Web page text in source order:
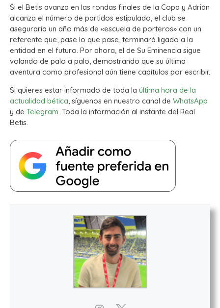
Si el Betis avanza en las rondas finales de la Copa y Adrián
alcanza el número de partidos estipulado, el club se
aseguraría un año más de «escuela de porteros» con un
referente que, pase lo que pase, terminará ligado a la
entidad en el futuro. Por ahora, el de Su Eminencia sigue
volando de palo a palo, demostrando que su última
aventura como profesional aún tiene capítulos por escribir.
Si quieres estar informado de toda la última hora de la
actualidad bética , síguenos en nuestro canal de WhatsApp
y de Telegram. Toda la información al instante del Real
Betis.